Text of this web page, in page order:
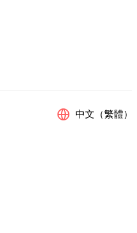
中文（繁體）